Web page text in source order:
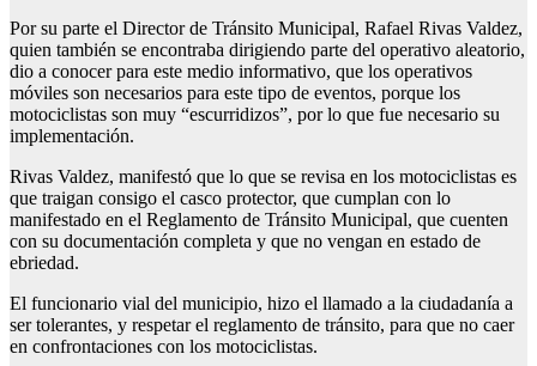
Por su parte el Director de Tránsito Municipal, Rafael Rivas Valdez,
quien también se encontraba dirigiendo parte del operativo aleatorio,
dio a conocer para este medio informativo, que los operativos
móviles son necesarios para este tipo de eventos, porque los
motociclistas son muy “escurridizos”, por lo que fue necesario su
implementación.
Rivas Valdez, manifestó que lo que se revisa en los motociclistas es
que traigan consigo el casco protector, que cumplan con lo
manifestado en el Reglamento de Tránsito Municipal, que cuenten
con su documentación completa y que no vengan en estado de
ebriedad.
El funcionario vial del municipio, hizo el llamado a la ciudadanía a
ser tolerantes, y respetar el reglamento de tránsito, para que no caer
en confrontaciones con los motociclistas.